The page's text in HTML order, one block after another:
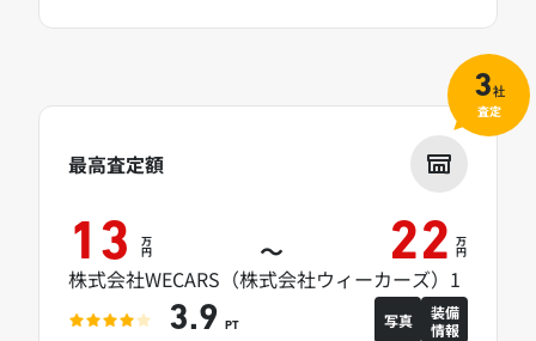
最高査定額
13 万
円 ～ 22 万
円
株式会社WECARS（株式会社ウィーカーズ）1
3.9 PT 写真
装備
情報
3社
査定